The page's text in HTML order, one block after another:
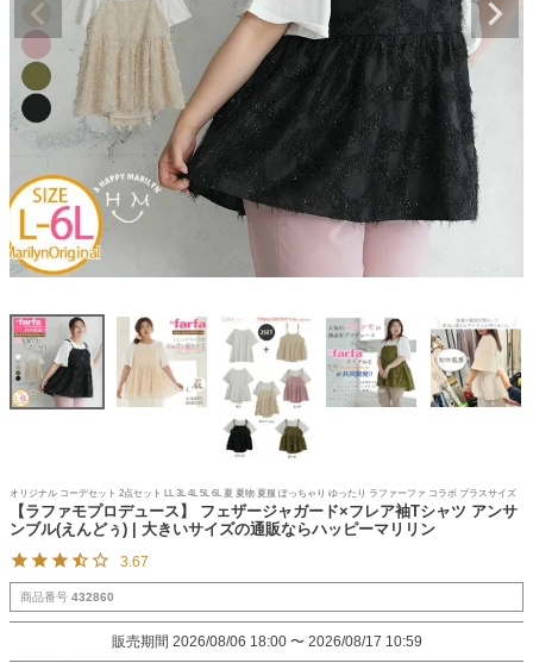
オリジナル コーデセット 2点セット LL 3L 4L 5L 6L 夏 夏物 夏服 ぽっちゃり ゆったり ラファーファ コラボ プラスサイズ
【ラファモプロデュース】 フェザージャガード×フレア袖Tシャツ アンサ
ンブル(えんどぅ) | 大きいサイズの通販ならハッピーマリリン
3.67
商品番号 432860
販売期間 2026/08/06 18:00 〜 2026/08/17 10:59